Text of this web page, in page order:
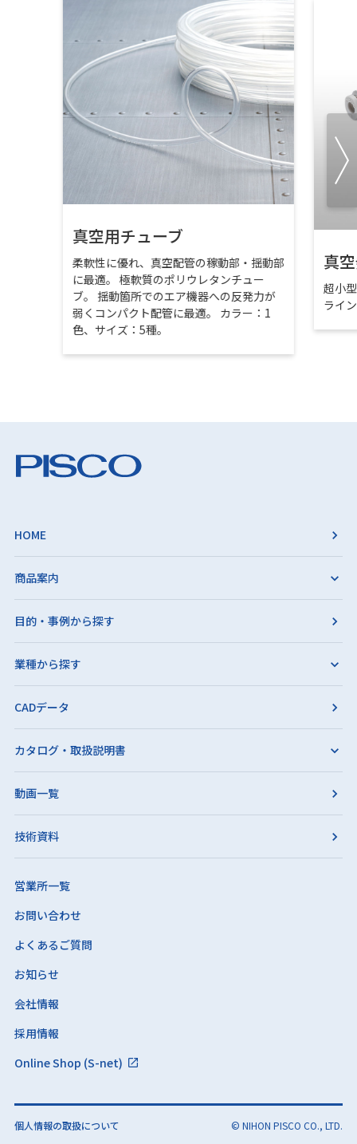
真空用チューブ
柔軟性に優れ、真空配管の稼動部・揺動部
に最適。 極軟質のポリウレタンチュー
ブ。 揺動箇所でのエア機器への反発力が
弱くコンパクト配管に最適。 カラー：1
色、サイズ：5種。
真
超小
ライ
HOME
商品案内
目的・事例から探す
業種から探す
CADデータ
カタログ・取扱説明書
動画一覧
技術資料
営業所一覧
お問い合わせ
よくあるご質問
お知らせ
会社情報
採用情報
Online Shop (S-net)
個人情報の取扱について © NIHON PISCO CO., LTD.